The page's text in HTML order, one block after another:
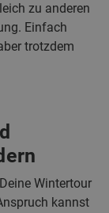
zu anderen
Einfach
trotzdem
Wintertour
kannst